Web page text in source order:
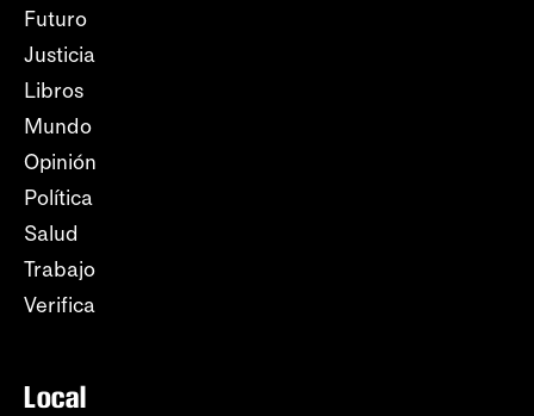
Futuro
Justicia
Libros
Mundo
Opinión
Política
Salud
Trabajo
Verifica
Local